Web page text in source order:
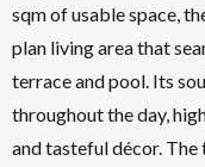
sqm of usable space,
plan living area that
terrace and pool. Its
throughout the day,
and tasteful décor.